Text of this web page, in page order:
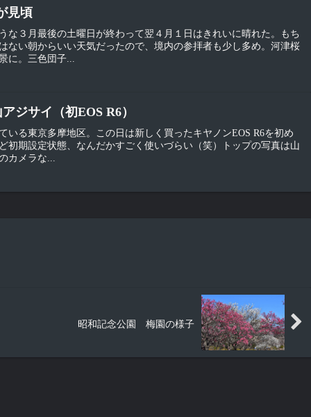
見頃
な３月最後の土曜日が終わって翌４月１日はきれいに晴れた。もち
ない朝からいい天気だったので、境内の参拝者も少し多め。河津桜
に。三色団子...
ジサイ（初EOS R6）
いる東京多摩地区。この日は新しく買ったキヤノンEOS R6を初め
初期設定状態、なんだかすごく使いづらい（笑）トップの写真は山
カメラな...
昭和記念公園 梅園の様子